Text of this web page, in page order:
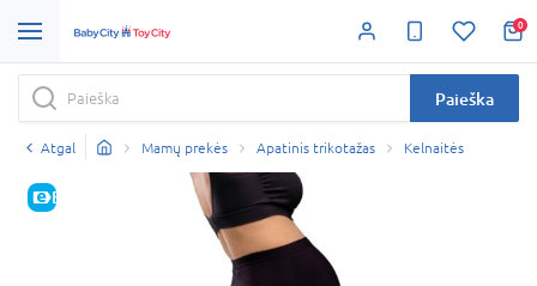
0
Paieška
Atgal Mamų prekės Apatinis trikotažas Kelnaitės
E-KAINA